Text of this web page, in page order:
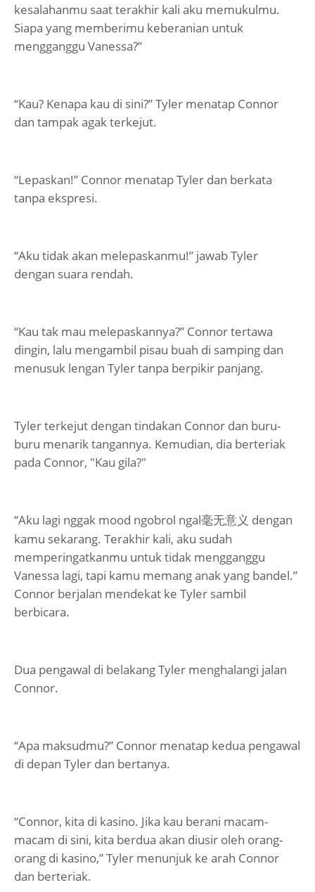
kesalahanmu saat terakhir kali aku memukulmu.
Siapa yang memberimu keberanian untuk
mengganggu Vanessa?”
“Kau? Kenapa kau di sini?” Tyler menatap Connor
dan tampak agak terkejut.
“Lepaskan!” Connor menatap Tyler dan berkata
tanpa ekspresi.
“Aku tidak akan melepaskanmu!” jawab Tyler
dengan suara rendah.
“Kau tak mau melepaskannya?” Connor tertawa
dingin, lalu mengambil pisau buah di samping dan
menusuk lengan Tyler tanpa berpikir panjang.
Tyler terkejut dengan tindakan Connor dan buru-
buru menarik tangannya. Kemudian, dia berteriak
pada Connor, "Kau gila?"
“Aku lagi nggak mood ngobrol ngal毫无意义 dengan
kamu sekarang. Terakhir kali, aku sudah
memperingatkanmu untuk tidak mengganggu
Vanessa lagi, tapi kamu memang anak yang bandel.”
Connor berjalan mendekat ke Tyler sambil
berbicara.
Dua pengawal di belakang Tyler menghalangi jalan
Connor.
“Apa maksudmu?” Connor menatap kedua pengawal
di depan Tyler dan bertanya.
“Connor, kita di kasino. Jika kau berani macam-
macam di sini, kita berdua akan diusir oleh orang-
orang di kasino,” Tyler menunjuk ke arah Connor
dan berteriak.